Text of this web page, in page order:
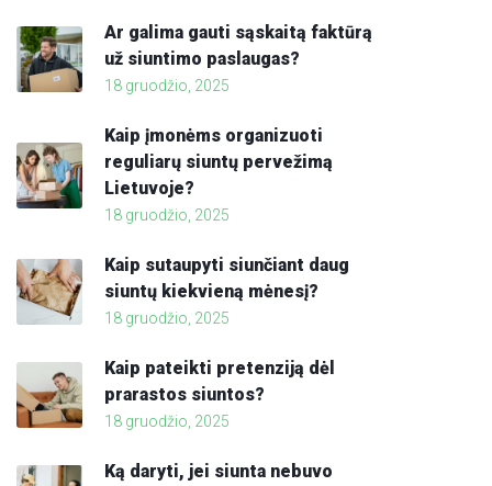
Ar galima gauti sąskaitą faktūrą
už siuntimo paslaugas?
18 gruodžio, 2025
Kaip įmonėms organizuoti
reguliarų siuntų pervežimą
Lietuvoje?
18 gruodžio, 2025
Kaip sutaupyti siunčiant daug
siuntų kiekvieną mėnesį?
18 gruodžio, 2025
Kaip pateikti pretenziją dėl
prarastos siuntos?
18 gruodžio, 2025
Ką daryti, jei siunta nebuvo